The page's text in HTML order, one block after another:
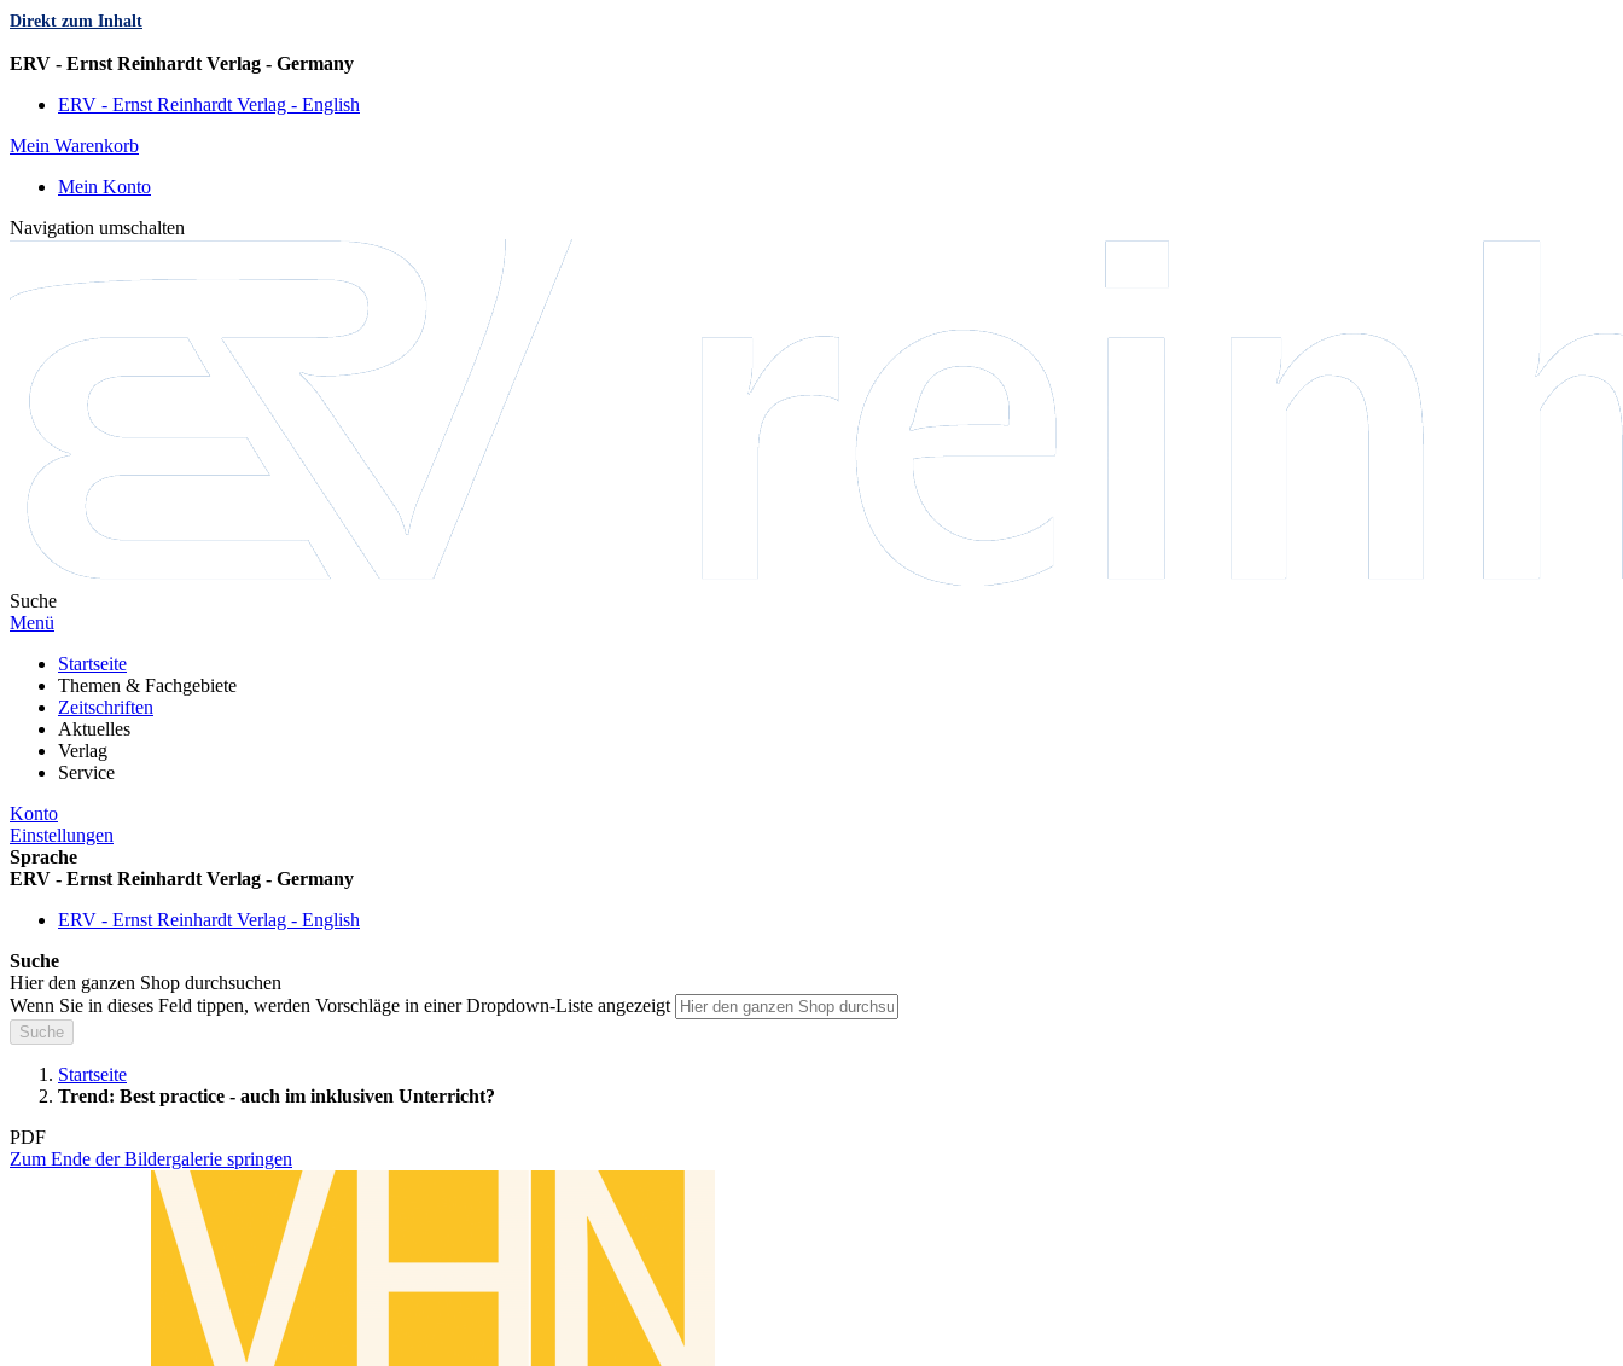
Direkt zum Inhalt
ERV - Ernst Reinhardt Verlag - Germany
ERV - Ernst Reinhardt Verlag - English
Mein Warenkorb
Mein Konto
Navigation umschalten
Suche
Menü
Startseite
Themen & Fachgebiete
Zeitschriften
Aktuelles
Verlag
Service
Konto
Einstellungen
Sprache
ERV - Ernst Reinhardt Verlag - Germany
ERV - Ernst Reinhardt Verlag - English
Suche
Hier den ganzen Shop durchsuchen
Wenn Sie in dieses Feld tippen, werden Vorschläge in einer Dropdown-Liste angezeigt
Suche
Startseite
Trend: Best practice - auch im inklusiven Unterricht?
PDF
Zum Ende der Bildergalerie springen